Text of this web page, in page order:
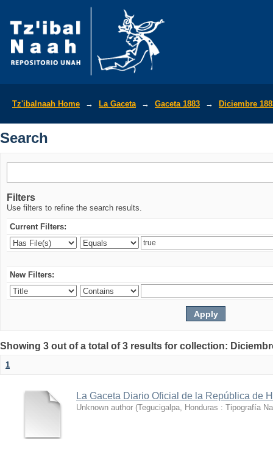
Tz'ibalnaah Home → La Gaceta → Gaceta 1883 → Diciembre
Search
Filters
Use filters to refine the search results.
Current Filters:
New Filters:
Showing 3 out of a total of 3 results for collection:
1
La Gaceta Diario Oficial de la República de
Unknown author (Tegucigalpa, Honduras : Tipografía